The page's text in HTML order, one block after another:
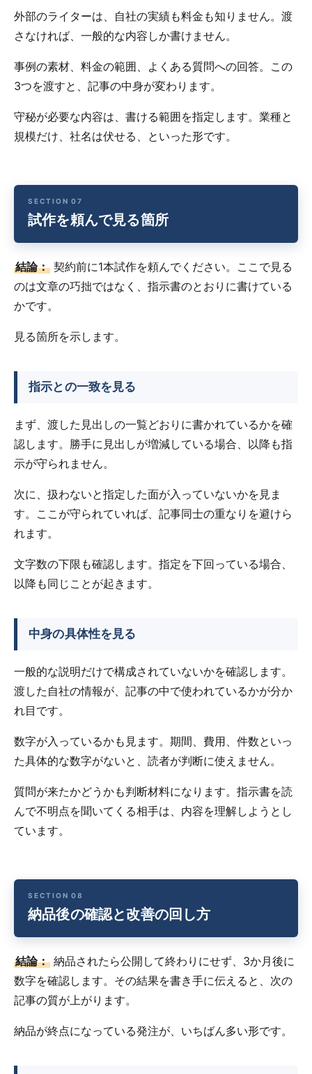
外部のライターは、自社の実績も料金も知りません。渡
さなければ、一般的な内容しか書けません。
事例の素材、料金の範囲、よくある質問への回答。この
3つを渡すと、記事の中身が変わります。
守秘が必要な内容は、書ける範囲を指定します。業種と
規模だけ、社名は伏せる、といった形です。
試作を頼んで見る箇所
結論： 契約前に1本試作を頼んでください。ここで見る
のは文章の巧拙ではなく、指示書のとおりに書けている
かです。
見る箇所を示します。
指示との一致を見る
まず、渡した見出しの一覧どおりに書かれているかを確
認します。勝手に見出しが増減している場合、以降も指
示が守られません。
次に、扱わないと指定した面が入っていないかを見ま
す。ここが守られていれば、記事同士の重なりを避けら
れます。
文字数の下限も確認します。指定を下回っている場合、
以降も同じことが起きます。
中身の具体性を見る
一般的な説明だけで構成されていないかを確認します。
渡した自社の情報が、記事の中で使われているかが分か
れ目です。
数字が入っているかも見ます。期間、費用、件数といっ
た具体的な数字がないと、読者が判断に使えません。
質問が来たかどうかも判断材料になります。指示書を読
んで不明点を聞いてくる相手は、内容を理解しようとし
ています。
納品後の確認と改善の回し方
結論： 納品されたら公開して終わりにせず、3か月後に
数字を確認します。その結果を書き手に伝えると、次の
記事の質が上がります。
納品が終点になっている発注が、いちばん多い形です。